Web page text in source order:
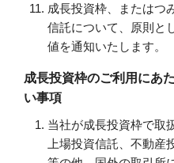
成長投資枠、またはつ
信託について、原則と
値を通知いたします。
成長投資枠のご利用にあ
い事項
当社が成長投資枠で取
上場投資信託、不動産